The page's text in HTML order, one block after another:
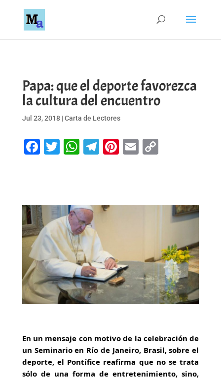
Papa: que el deporte favorezca
la cultura del encuentro
Jul 23, 2018|Carta de Lectores
Facebook
Twitter
WhatsApp
Telegram
Pinterest
EmailCopy
En un mensaje con motivo de la celebración de
un Seminario en Río de Janeiro, Brasil, sobre el
deporte, el Pontífice reafirma que no se trata
sólo de una forma de entretenimiento, sino,